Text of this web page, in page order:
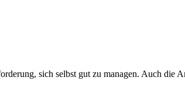
sich selbst gut zu managen. Auch die